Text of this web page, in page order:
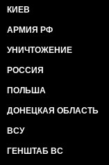
КИЕВ
АРМИЯ РФ
УНИЧТОЖЕНИЕ
РОССИЯ
ПОЛЬША
ДОНЕЦКАЯ ОБЛАСТЬ
ВСУ
ГЕНШТАБ ВС